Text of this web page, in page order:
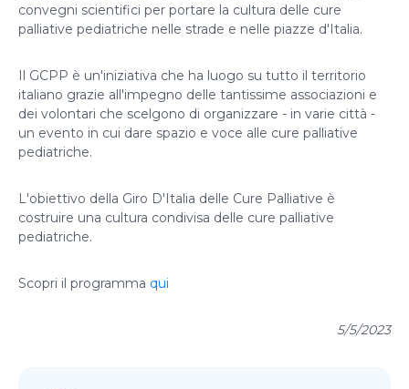
convegni scientifici per portare la cultura delle cure
palliative pediatriche nelle strade e nelle piazze d'Italia.
Il GCPP è un'iniziativa che ha luogo su tutto il territorio
italiano grazie all'impegno delle tantissime associazioni e
dei volontari che scelgono di organizzare - in varie città -
un evento in cui dare spazio e voce alle cure palliative
pediatriche.
L'obiettivo della Giro D'Italia delle Cure Palliative è
costruire una cultura condivisa delle cure palliative
pediatriche.
Scopri il programma qui
5/5/2023